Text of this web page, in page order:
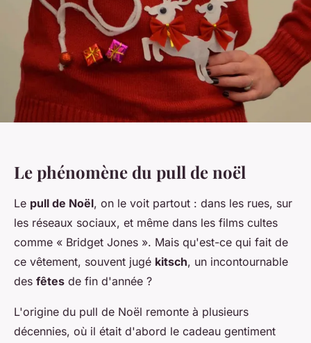
Le phénomène du pull de noël
Le pull de Noël, on le voit partout : dans les rues, sur
les réseaux sociaux, et même dans les films cultes
comme « Bridget Jones ». Mais qu'est-ce qui fait de
ce vêtement, souvent jugé kitsch, un incontournable
des fêtes de fin d'année ?
L'origine du pull de Noël remonte à plusieurs
décennies, où il était d'abord le cadeau gentiment